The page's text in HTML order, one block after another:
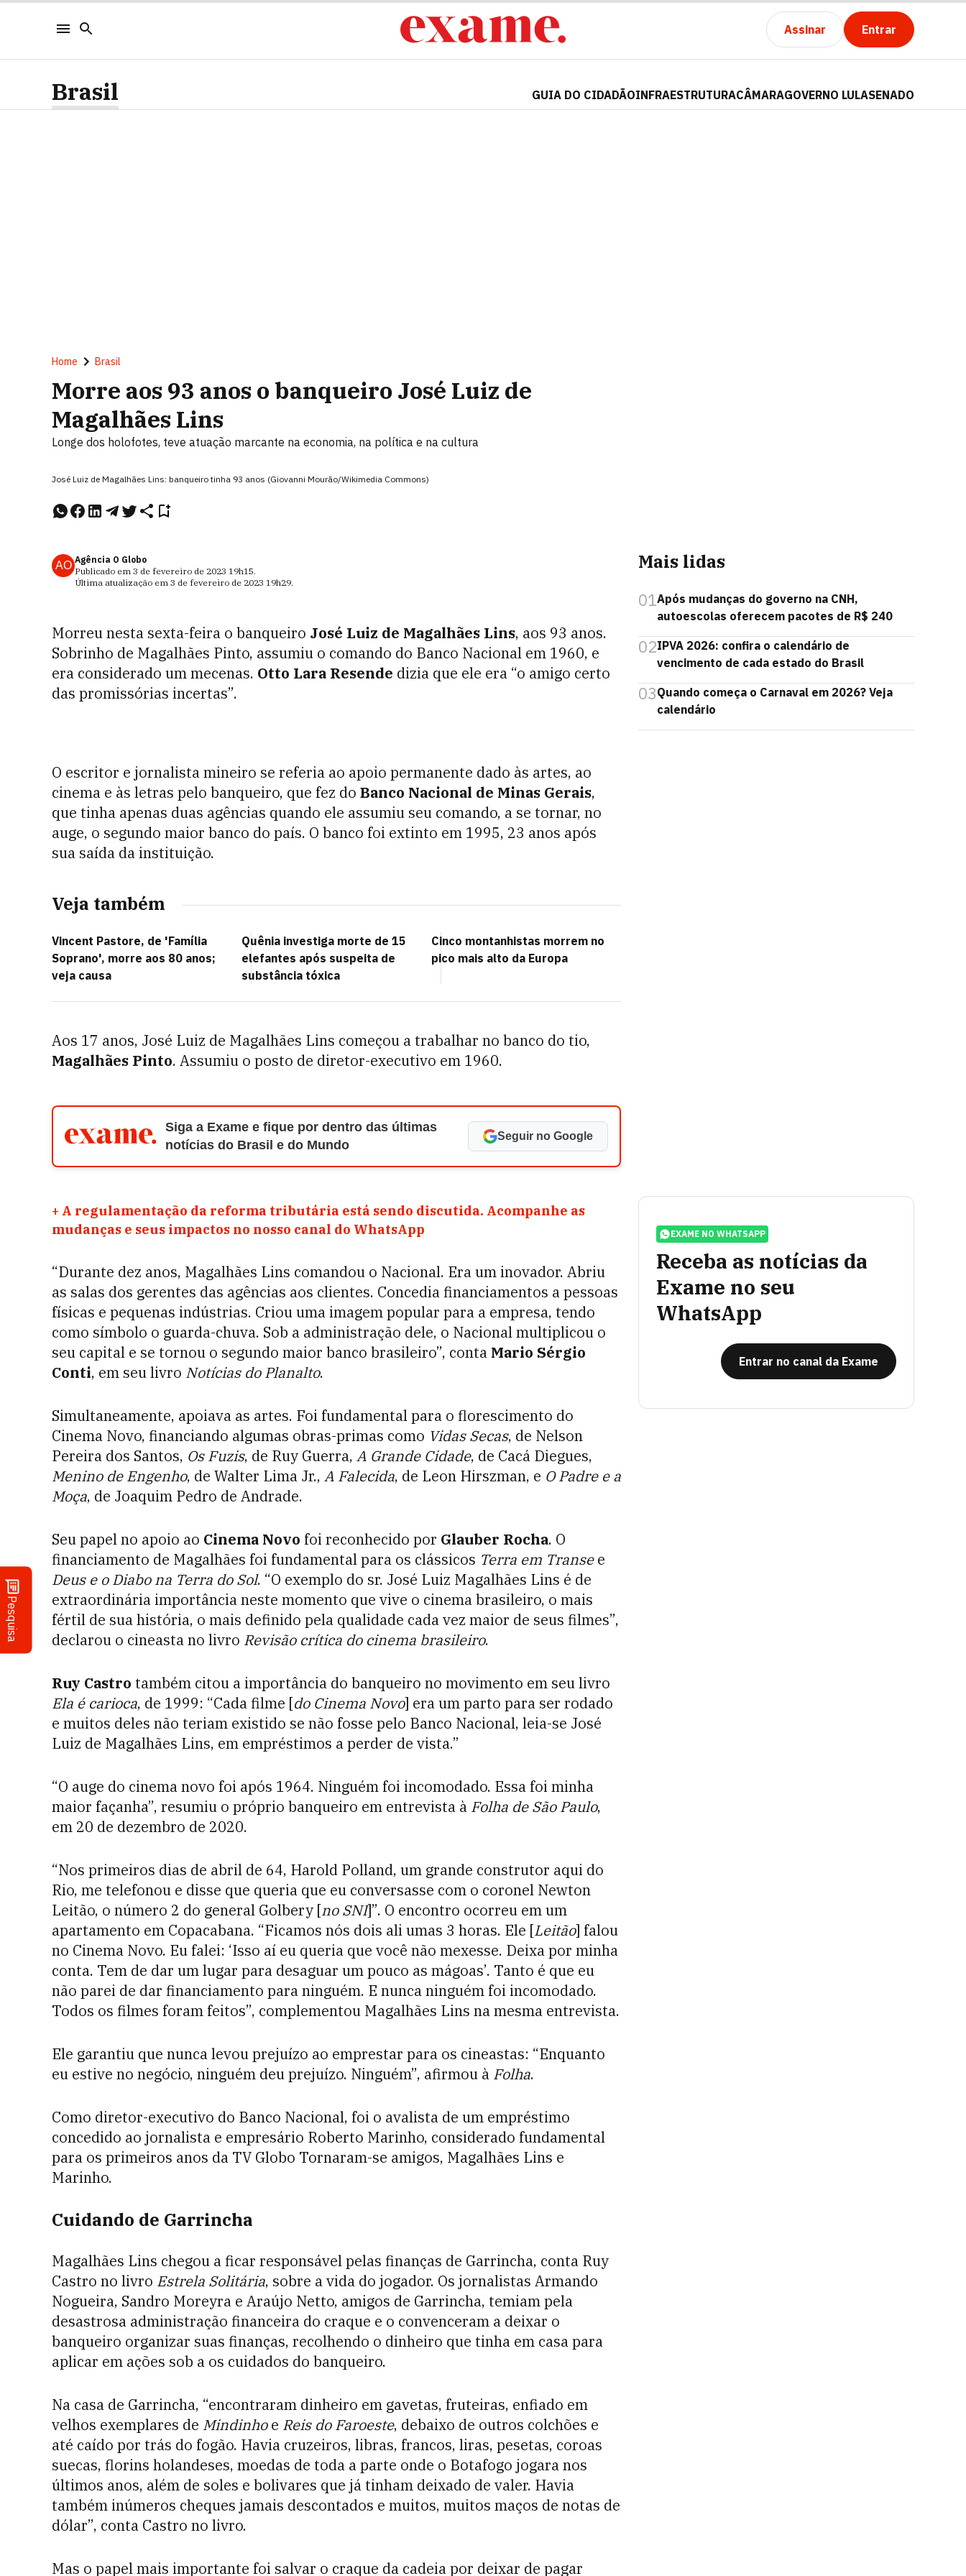
Assinar Entrar
Pesquisa
Brasil GUIA DO CIDADÃOINFRAESTRUTURACÂMARAGOVERNO LULASENADO
Home Brasil
Morre aos 93 anos o banqueiro José Luiz de
Magalhães Lins
Longe dos holofotes, teve atuação marcante na economia, na política e na cultura
José Luiz de Magalhães Lins: banqueiro tinha 93 anos (Giovanni Mourão/Wikimedia Commons)
AO Agência O Globo
Publicado em 3 de fevereiro de 2023 19h15.
Última atualização em 3 de fevereiro de 2023 19h29.
Morreu nesta sexta-feira o banqueiro José Luiz de Magalhães Lins, aos 93 anos.
Sobrinho de Magalhães Pinto, assumiu o comando do Banco Nacional em 1960, e
era considerado um mecenas. Otto Lara Resende dizia que ele era “o amigo certo
das promissórias incertas”.
O escritor e jornalista mineiro se referia ao apoio permanente dado às artes, ao
cinema e às letras pelo banqueiro, que fez do Banco Nacional de Minas Gerais,
que tinha apenas duas agências quando ele assumiu seu comando, a se tornar, no
auge, o segundo maior banco do país. O banco foi extinto em 1995, 23 anos após
sua saída da instituição.
Veja também
Vincent Pastore, de 'Família
Soprano', morre aos 80 anos;
veja causa
Quênia investiga morte de 15
elefantes após suspeita de
substância tóxica
Cinco montanhistas morrem no
pico mais alto da Europa
Aos 17 anos, José Luiz de Magalhães Lins começou a trabalhar no banco do tio,
Magalhães Pinto. Assumiu o posto de diretor-executivo em 1960.
Siga a Exame e fique por dentro das últimas
notícias do Brasil e do Mundo
Seguir no Google
+ A regulamentação da reforma tributária está sendo discutida. Acompanhe as
mudanças e seus impactos no nosso canal do WhatsApp
“Durante dez anos, Magalhães Lins comandou o Nacional. Era um inovador. Abriu
as salas dos gerentes das agências aos clientes. Concedia financiamentos a pessoas
físicas e pequenas indústrias. Criou uma imagem popular para a empresa, tendo
como símbolo o guarda-chuva. Sob a administração dele, o Nacional multiplicou o
seu capital e se tornou o segundo maior banco brasileiro”, conta Mario Sérgio
Conti, em seu livro Notícias do Planalto.
Simultaneamente, apoiava as artes. Foi fundamental para o florescimento do
Cinema Novo, financiando algumas obras-primas como Vidas Secas, de Nelson
Pereira dos Santos, Os Fuzis, de Ruy Guerra, A Grande Cidade, de Cacá Diegues,
Menino de Engenho, de Walter Lima Jr., A Falecida, de Leon Hirszman, e O Padre e a
Moça, de Joaquim Pedro de Andrade.
Seu papel no apoio ao Cinema Novo foi reconhecido por Glauber Rocha. O
financiamento de Magalhães foi fundamental para os clássicos Terra em Transee
Deus e o Diabo na Terra do Sol. “O exemplo do sr. José Luiz Magalhães Lins é de
extraordinária importância neste momento que vive o cinema brasileiro, o mais
fértil de sua história, o mais definido pela qualidade cada vez maior de seus filmes”,
declarou o cineasta no livro Revisão crítica do cinema brasileiro.
Ruy Castro também citou a importância do banqueiro no movimento em seu livro
Ela é carioca, de 1999: “Cada filme [do Cinema Novo] era um parto para ser rodado
e muitos deles não teriam existido se não fosse pelo Banco Nacional, leia-se José
Luiz de Magalhães Lins, em empréstimos a perder de vista.”
“O auge do cinema novo foi após 1964. Ninguém foi incomodado. Essa foi minha
maior façanha”, resumiu o próprio banqueiro em entrevista à Folha de São Paulo,
em 20 de dezembro de 2020.
“Nos primeiros dias de abril de 64, Harold Polland, um grande construtor aqui do
Rio, me telefonou e disse que queria que eu conversasse com o coronel Newton
Leitão, o número 2 do general Golbery [no SNI]”. O encontro ocorreu em um
apartamento em Copacabana. “Ficamos nós dois ali umas 3 horas. Ele [Leitão] falou
no Cinema Novo. Eu falei: ‘Isso aí eu queria que você não mexesse. Deixa por minha
conta. Tem de dar um lugar para desaguar um pouco as mágoas’. Tanto é que eu
não parei de dar financiamento para ninguém. E nunca ninguém foi incomodado.
Todos os filmes foram feitos”, complementou Magalhães Lins na mesma entrevista.
Ele garantiu que nunca levou prejuízo ao emprestar para os cineastas: “Enquanto
eu estive no negócio, ninguém deu prejuízo. Ninguém”, afirmou à Folha.
Como diretor-executivo do Banco Nacional, foi o avalista de um empréstimo
concedido ao jornalista e empresário Roberto Marinho, considerado fundamental
para os primeiros anos da TV Globo Tornaram-se amigos, Magalhães Lins e
Marinho.
Cuidando de Garrincha
Magalhães Lins chegou a ficar responsável pelas finanças de Garrincha, conta Ruy
Castro no livro Estrela Solitária, sobre a vida do jogador. Os jornalistas Armando
Nogueira, Sandro Moreyra e Araújo Netto, amigos de Garrincha, temiam pela
desastrosa administração financeira do craque e o convenceram a deixar o
banqueiro organizar suas finanças, recolhendo o dinheiro que tinha em casa para
aplicar em ações sob a os cuidados do banqueiro.
Na casa de Garrincha, “encontraram dinheiro em gavetas, fruteiras, enfiado em
velhos exemplares de Mindinhoe Reis do Faroeste, debaixo de outros colchões e
até caído por trás do fogão. Havia cruzeiros, libras, francos, liras, pesetas, coroas
suecas, florins holandeses, moedas de toda a parte onde o Botafogo jogara nos
últimos anos, além de soles e bolivares que já tinham deixado de valer. Havia
também inúmeros cheques jamais descontados e muitos, muitos maços de notas de
dólar”, conta Castro no livro.
Mas o papel mais importante foi salvar o craque da cadeia por deixar de pagar
Mais lidas
01Após mudanças do governo na CNH,
autoescolas oferecem pacotes de R$ 240
02IPVA 2026: confira o calendário de
vencimento de cada estado do Brasil
03Quando começa o Carnaval em 2026? Veja
calendário
EXAME NO WHATSAPP
Receba as notícias da
Exame no seu
WhatsApp
Entrar no canal da Exame